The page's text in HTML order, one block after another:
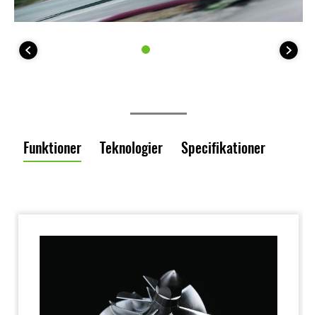
Funktioner Teknologier Specifikationer